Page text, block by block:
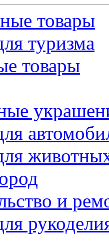
товары
туризма
товары
и